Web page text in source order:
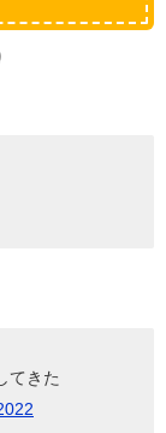
てきた